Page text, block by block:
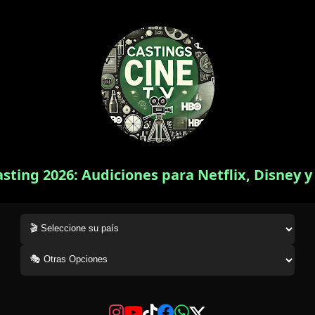
2026: Audiciones para Netflix, Disney